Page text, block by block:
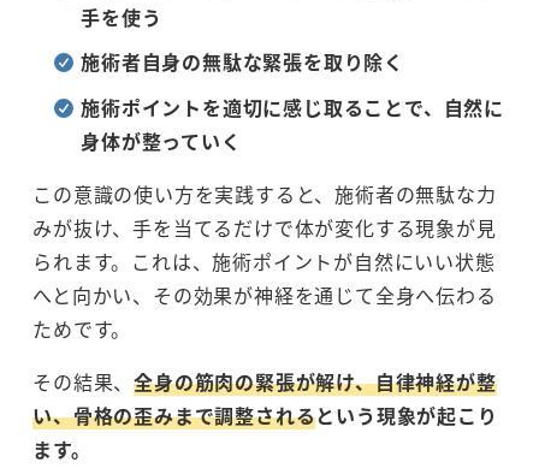
手を使う
施術者自身の無駄な緊張を取り除く
施術ポイントを適切に感じ取ることで、自然に
身体が整っていく
この意識の使い方を実践すると、施術者の無駄な力
みが抜け、手を当てるだけで体が変化する現象が見
られます。これは、施術ポイントが自然にいい状態
へと向かい、その効果が神経を通じて全身へ伝わる
ためです。
その結果、全身の筋肉の緊張が解け、自律神経が整
い、骨格の歪みまで調整されるという現象が起こり
ます。